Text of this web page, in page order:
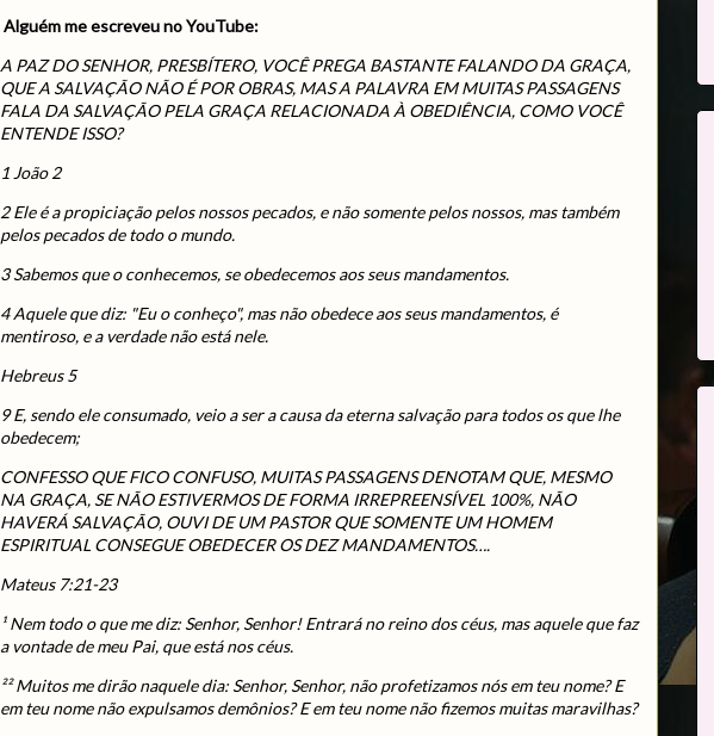
Alguém me escreveu no YouTube:
A PAZ DO SENHOR, PRESBÍTERO, VOCÊ PREGA BASTANTE FALANDO DA GRAÇA,
QUE A SALVAÇÃO NÃO É POR OBRAS, MAS A PALAVRA EM MUITAS PASSAGENS
FALA DA SALVAÇÃO PELA GRAÇA RELACIONADA À OBEDIÊNCIA, COMO VOCÊ
ENTENDE ISSO?
1 João 2
2 Ele é a propiciação pelos nossos pecados, e não somente pelos nossos, mas também
pelos pecados de todo o mundo.
3 Sabemos que o conhecemos, se obedecemos aos seus mandamentos.
4 Aquele que diz: "Eu o conheço", mas não obedece aos seus mandamentos, é
mentiroso, e a verdade não está nele.
Hebreus 5
9 E, sendo ele consumado, veio a ser a causa da eterna salvação para todos os que lhe
obedecem;
CONFESSO QUE FICO CONFUSO, MUITAS PASSAGENS DENOTAM QUE, MESMO
NA GRAÇA, SE NÃO ESTIVERMOS DE FORMA IRREPREENSÍVEL 100%, NÃO
HAVERÁ SALVAÇÃO, OUVI DE UM PASTOR QUE SOMENTE UM HOMEM
ESPIRITUAL CONSEGUE OBEDECER OS DEZ MANDAMENTOS….
Mateus 7:21-23
¹ Nem todo o que me diz: Senhor, Senhor! Entrará no reino dos céus, mas aquele que faz
a vontade de meu Pai, que está nos céus.
²² Muitos me dirão naquele dia: Senhor, Senhor, não profetizamos nós em teu nome? E
em teu nome não expulsamos demônios? E em teu nome não fizemos muitas maravilhas?